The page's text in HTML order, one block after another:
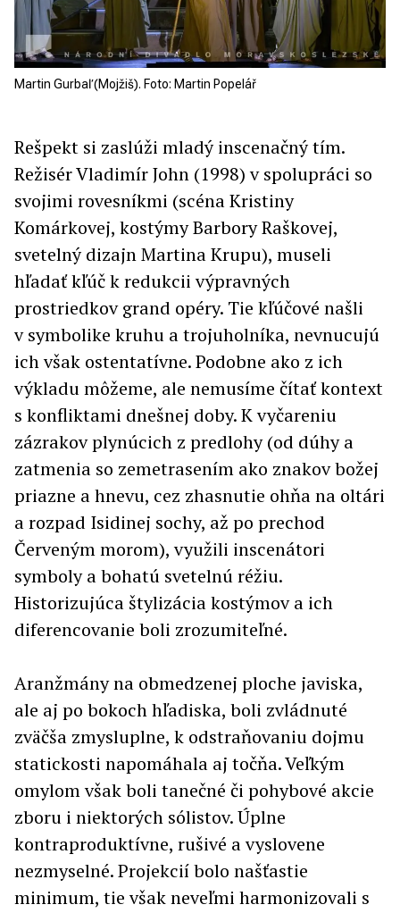
Martin Gurbaľ (Mojžiš). Foto: Martin Popelář
Rešpekt si zaslúži mladý inscenačný tím.
Režisér Vladimír John (1998) v spolupráci so
svojimi rovesníkmi (scéna Kristiny
Komárkovej, kostýmy Barbory Raškovej,
svetelný dizajn Martina Krupu), museli
hľadať kľúč k redukcii výpravných
prostriedkov grand opéry. Tie kľúčové našli
v symbolike kruhu a trojuholníka, nevnucujú
ich však ostentatívne. Podobne ako z ich
výkladu môžeme, ale nemusíme čítať kontext
s konfliktami dnešnej doby. K vyčareniu
zázrakov plynúcich z predlohy (od dúhy a
zatmenia so zemetrasením ako znakov božej
priazne a hnevu, cez zhasnutie ohňa na oltári
a rozpad Isidinej sochy, až po prechod
Červeným morom), využili inscenátori
symboly a bohatú svetelnú réžiu.
Historizujúca štylizácia kostýmov a ich
diferencovanie boli zrozumiteľné.
Aranžmány na obmedzenej ploche javiska,
ale aj po bokoch hľadiska, boli zvládnuté
zväčša zmysluplne, k odstraňovaniu dojmu
statickosti napomáhala aj točňa. Veľkým
omylom však boli tanečné či pohybové akcie
zboru i niektorých sólistov. Úplne
kontraproduktívne, rušivé a vyslovene
nezmyselné. Projekcií bolo našťastie
minimum, tie však neveľmi harmonizovali s